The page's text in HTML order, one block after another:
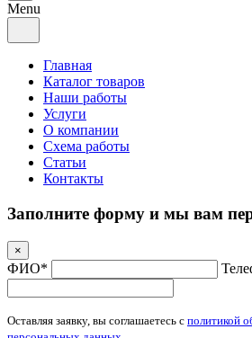
Menu
Главная
Каталог товаров
Наши работы
Услуги
О компании
Схема работы
Статьи
Контакты
Заполните форму и мы вам
×
ФИО*
Оставляя заявку, вы соглашаетесь с политикой